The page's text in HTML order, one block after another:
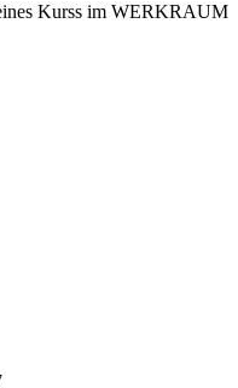
Kurss im WERKRAUM